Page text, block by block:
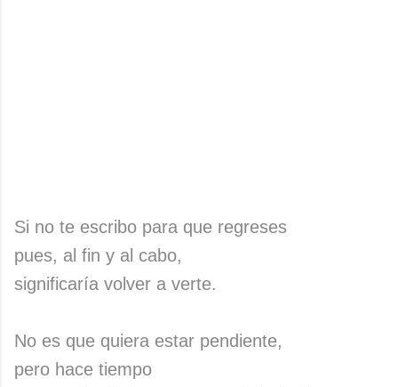
Si no te escribo para que regreses
pues, al fin y al cabo,
significaría volver a verte.
No es que quiera estar pendiente,
pero hace tiempo